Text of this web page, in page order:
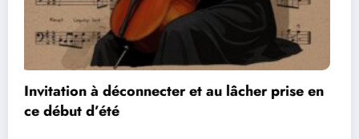
Les réseaux de communication entre les jeux
vidéos